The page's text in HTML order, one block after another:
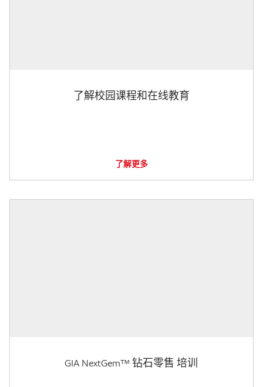
了解校园课程和在线教育
了解更多
GIA NextGem™ 钻石零售 培训